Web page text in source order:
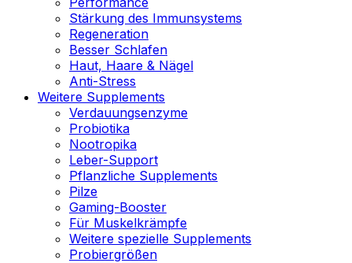
Stärkung des Immunsystems
Regeneration
Besser Schlafen
Haut, Haare & Nägel
Anti-Stress
Weitere Supplements
Verdauungsenzyme
Probiotika
Nootropika
Leber-Support
Pflanzliche Supplements
Pilze
Gaming-Booster
Für Muskelkrämpfe
Weitere spezielle Supplements
Probiergrößen